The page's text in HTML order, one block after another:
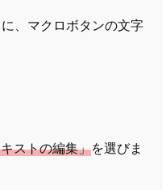
、マクロボタンの文字
ストの編集」を選びま